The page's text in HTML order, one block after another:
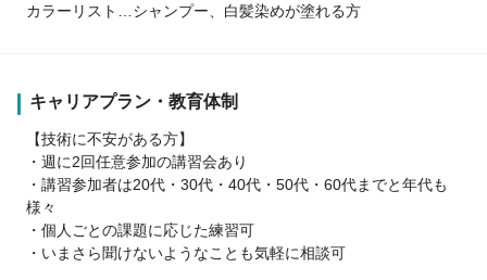
カラーリスト…シャンプー、白髪染めが塗れる方
キャリアプラン・教育体制
【技術に不安がある方】
・週に2回任意参加の講習会あり
・講習参加者は20代・30代・40代・50代・60代までと年代も
様々
・個人ごとの課題に応じた練習可
・いまさら聞けないようなことも気軽に相談可